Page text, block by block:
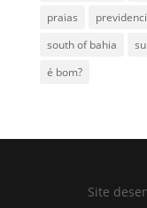
praias
south of bahia
é bom?
Site